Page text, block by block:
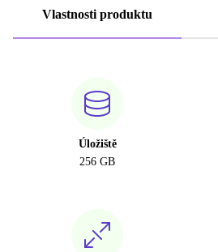
Vlastnosti produktu
Úložiště
256 GB